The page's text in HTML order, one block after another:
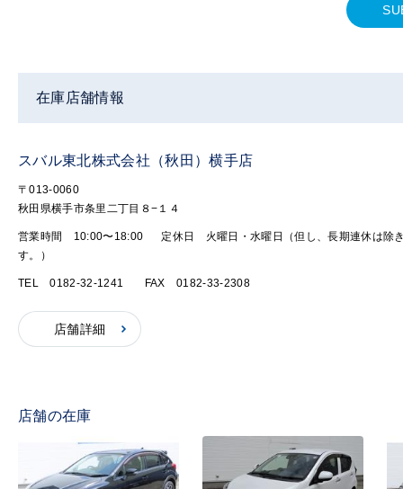
在庫店舗情報
スバル東北株式会社（秋田）横手店
〒013-0060
秋田県横手市条里二丁目８−１４
営業時間 10:00〜18:00
定休日 火曜日・水曜日（但し、長期連休は除
す。）
TEL 0182-32-1241 FAX 0182-33-2308
店舗詳細
店舗の在庫